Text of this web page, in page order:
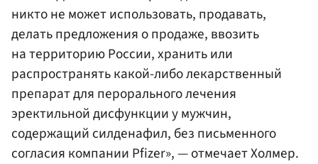
никто не может использовать, продавать,
делать предложения о продаже, ввозить
на территорию России, хранить или
распространять какой-либо лекарственный
препарат для перорального лечения
эректильной дисфункции у мужчин,
содержащий силденафил, без письменного
согласия компании Pfizer», — отмечает Холмер.